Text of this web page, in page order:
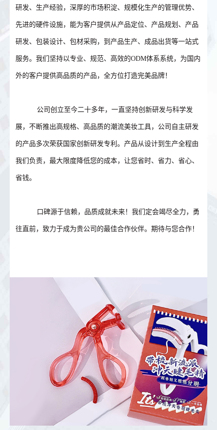
研发、生产经验，深厚的市场积淀、规模化生产的管理优势、
先进的硬件设施，能为客户提供从产品定位、产品规划、产品
研发、包装设计、包材采购，到产品生产、成品出货等一站式
服务。我们坚持以专业、规范、高效的ODM体系系统，为国内
外的客户提供高品质的产品，全方位打造完美品牌！
公司创立至今二十多年，一直坚持创新研发与科学发
展，不断推出高规格、高品质的潮流美妆工具，公司自主研发
的产品多次荣获国家创新研发专利。产品从设计到生产全程由
我们负责，最大限度降低您的成本，让您省时、省力、省心、
省钱。
口碑源于信赖，品质成就未来！我们定会竭尽全力，勇
往直前，致力于成为贵公司的最佳合作伙伴。期待与您合作！